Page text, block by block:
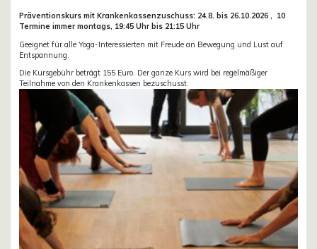
Präventionskurs mit Krankenkassenzuschuss: 24.8. bis 26.10.2026 , 10
Termine immer montags, 19:45 Uhr bis 21:15 Uhr
Geeignet für alle Yoga-Interessierten mit Freude an Bewegung und Lust auf
Entspannung.
Die Kursgebühr beträgt 155 Euro. Der ganze Kurs wird bei regelmäßiger
Teilnahme von den Krankenkassen bezuschusst.